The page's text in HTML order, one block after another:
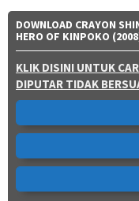
DOWNLOAD CRAYON
HERO OF KINPOKO
KLIK DISINI UNTUK
DIPUTAR TIDAK